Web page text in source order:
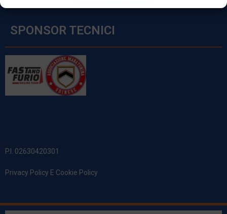
SPONSOR TECNICI
P.I. 02630420301
Privacy Policy E Cookie Policy